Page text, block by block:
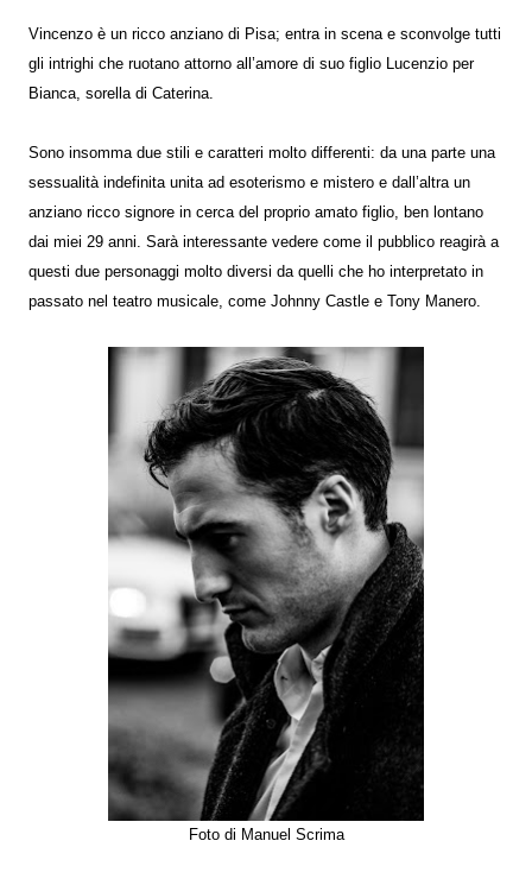
Vincenzo è un ricco anziano di Pisa; entra in scena e sconvolge tutti
gli intrighi che ruotano attorno all’amore di suo figlio Lucenzio per
Bianca, sorella di Caterina.
Sono insomma due stili e caratteri molto differenti: da una parte una
sessualità indefinita unita ad esoterismo e mistero e dall’altra un
anziano ricco signore in cerca del proprio amato figlio, ben lontano
dai miei 29 anni. Sarà interessante vedere come il pubblico reagirà a
questi due personaggi molto diversi da quelli che ho interpretato in
passato nel teatro musicale, come Johnny Castle e Tony Manero.
Foto di Manuel Scrima